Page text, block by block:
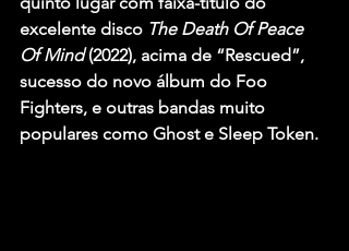
excelente disco The Death Of Peace
Of Mind (2022), acima de “Rescued”,
sucesso do novo álbum do Foo
Fighters, e outras bandas muito
populares como Ghost e Sleep Token.